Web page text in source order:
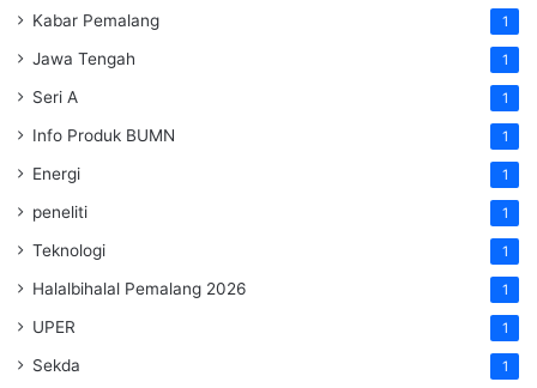
Kabar Pemalang 1
Jawa Tengah 1
Seri A 1
Info Produk BUMN 1
Energi 1
peneliti 1
Teknologi 1
Halalbihalal Pemalang 2026 1
UPER 1
Sekda 1